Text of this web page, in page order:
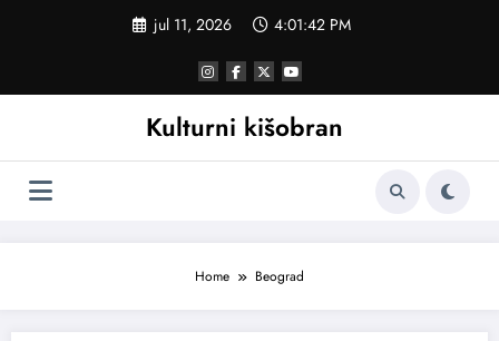
jul 11, 2026 4:01:43 PM
Kulturni kišobran
Home Beograd